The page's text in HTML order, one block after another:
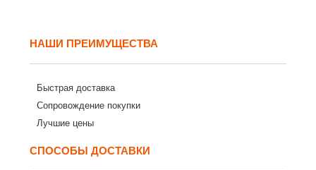
НАШИ ПРЕИМУЩЕСТВА
Быстрая доставка
Сопровождение покупки
Лучшие цены
СПОСОБЫ ДОСТАВКИ